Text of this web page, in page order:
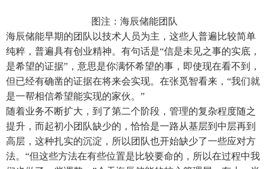
图注：海辰储能团队
海辰储能早期的团队以技术人员为主，这些人普遍比较简单
纯粹，普遍具有创业精神。有句话是“信是未见之事的实底，
是希望的证据”，意思是你满怀希望的事，即使现在看不到，
但已经有确凿的证据在将来会实现。在张觅智看来，“我们就
是一帮相信希望能实现的家伙。”
随着业务不断扩大，到了第二个阶段，管理的复杂程度随之
提升，而起初小团队缺少的，恰恰是一路从基层到中层再到
高层，这种扎实的沉淀，所以团队也开始缺少了一些应对方
法。“但这些方法在有些位置是比较要命的，所以在过程中我